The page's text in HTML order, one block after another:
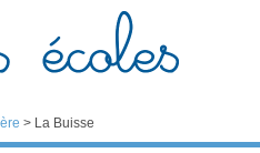
> La Buisse